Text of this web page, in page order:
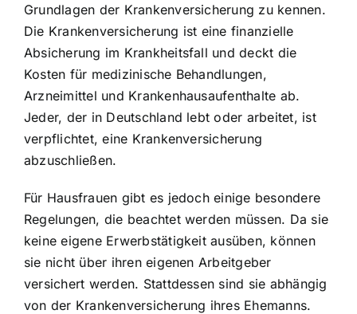
Grundlagen der Krankenversicherung zu kennen.
Die Krankenversicherung ist eine finanzielle
Absicherung im Krankheitsfall und deckt die
Kosten für medizinische Behandlungen,
Arzneimittel und Krankenhausaufenthalte ab.
Jeder, der in Deutschland lebt oder arbeitet, ist
verpflichtet, eine Krankenversicherung
abzuschließen.
Für Hausfrauen gibt es jedoch einige besondere
Regelungen, die beachtet werden müssen. Da sie
keine eigene Erwerbstätigkeit ausüben, können
sie nicht über ihren eigenen Arbeitgeber
versichert werden. Stattdessen sind sie abhängig
von der Krankenversicherung ihres Ehemanns.